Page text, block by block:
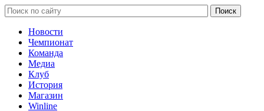
Новости
Чемпионат
Команда
Медиа
Клуб
История
Магазин
Winline